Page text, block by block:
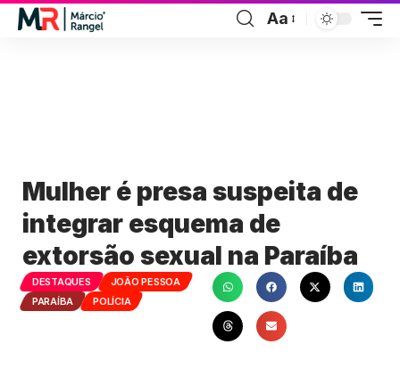
Aa
Mulher é presa suspeita de
integrar esquema de
extorsão sexual na Paraíba
DESTAQUES
JOÃO PESSOA
PARAÍBA
POLÍCIA